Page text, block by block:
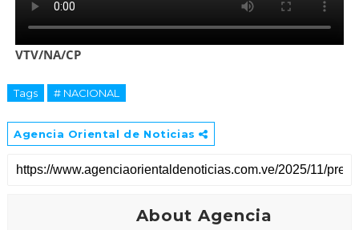
VTV/NA/CP
Tags # NACIONAL
Agencia Oriental de Noticias
About Agencia